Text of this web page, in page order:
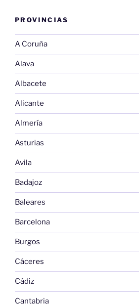
PROVINCIAS
A Coruña
Alava
Albacete
Alicante
Almería
Asturias
Avila
Badajoz
Baleares
Barcelona
Burgos
Cáceres
Cádiz
Cantabria